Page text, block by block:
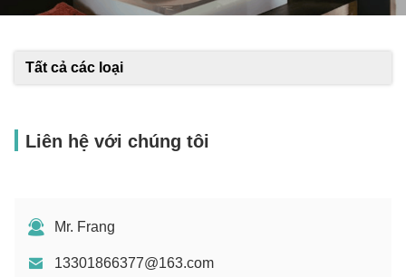
Tất cả các loại
Liên hệ với chúng tôi
Mr. Frang
13301866377@163.com